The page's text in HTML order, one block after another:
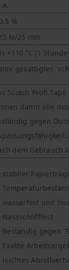
A.
%
N/25 mm
+110 °C (1
gesättigtes,
Scotch Profi
damit alle
gegen
dem Gebrauch
stabiler
wasserfest und
Nassschlifffest
Beständig gegen
Exakte
leichtes